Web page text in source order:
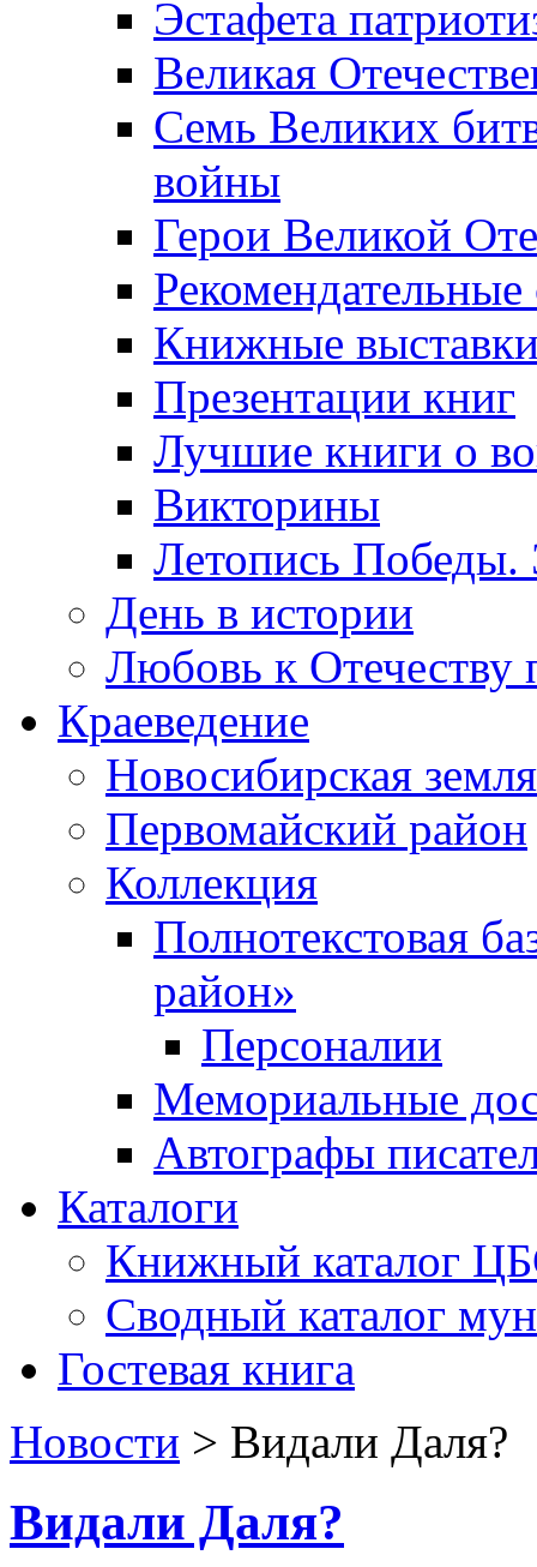
Эcтафета
Великая
Семь Великих
войны
Герои Великой
Рекомендательные
Книжные
Презентации книг
Лучшие книги о
Викторины
Летопись Победы.
День в истории
Любовь к Отечеству
Краеведение
Новосибирская земля
Первомайский район
Коллекция
Полнотекстовая
район»
Персоналии
Мемориальные
Автографы
Каталоги
Книжный каталог
Сводный каталог
Гостевая книга
Новости > Видали Даля?
Видали Даля?